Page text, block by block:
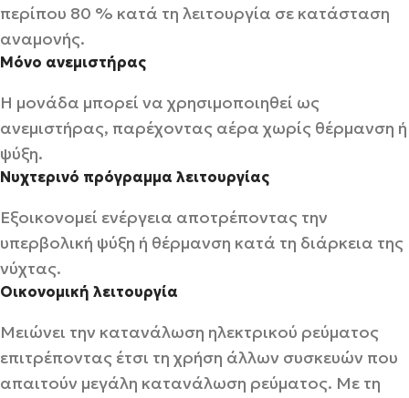
περίπου 80 % κατά τη λειτουργία σε κατάσταση
αναμονής.
Μόνο ανεμιστήρας
Η μονάδα μπορεί να χρησιμοποιηθεί ως
ανεμιστήρας, παρέχοντας αέρα χωρίς θέρμανση ή
ψύξη.
Νυχτερινό πρόγραμμα λειτουργίας
Εξοικονομεί ενέργεια αποτρέποντας την
υπερβολική ψύξη ή θέρμανση κατά τη διάρκεια της
νύχτας.
Οικονομική λειτουργία
Μειώνει την κατανάλωση ηλεκτρικού ρεύματος
επιτρέποντας έτσι τη χρήση άλλων συσκευών που
απαιτούν μεγάλη κατανάλωση ρεύματος. Με τη